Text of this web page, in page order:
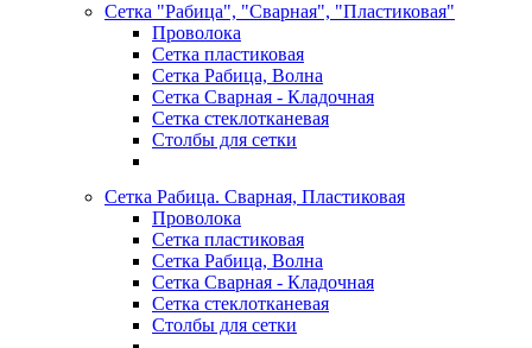
Сетка "Рабица", "Сварная", "Пластиковая"
Проволока
Сетка пластиковая
Сетка Рабица, Волна
Сетка Сварная - Кладочная
Сетка стеклотканевая
Столбы для сетки
Сетка Рабица. Сварная, Пластиковая
Проволока
Сетка пластиковая
Сетка Рабица, Волна
Сетка Сварная - Кладочная
Сетка стеклотканевая
Столбы для сетки